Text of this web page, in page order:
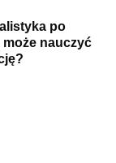
po
nauczyć